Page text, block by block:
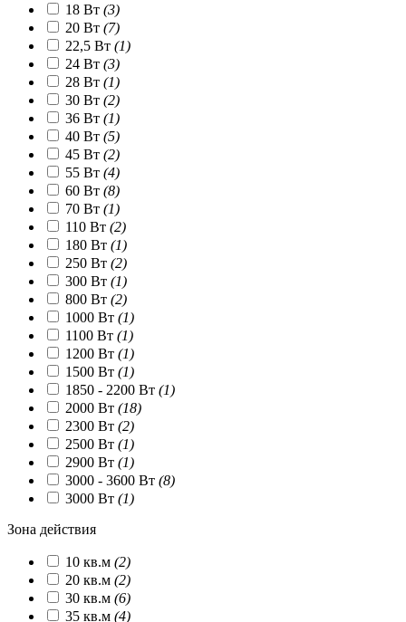
18 Вт (3)
20 Вт (7)
22,5 Вт (1)
24 Вт (3)
28 Вт (1)
30 Вт (2)
36 Вт (1)
40 Вт (5)
45 Вт (2)
55 Вт (4)
60 Вт (8)
70 Вт (1)
110 Вт (2)
180 Вт (1)
250 Вт (2)
300 Вт (1)
800 Вт (2)
1000 Вт (1)
1100 Вт (1)
1200 Вт (1)
1500 Вт (1)
1850 - 2200 Вт (1)
2000 Вт (18)
2300 Вт (2)
2500 Вт (1)
2900 Вт (1)
3000 - 3600 Вт (8)
3000 Вт (1)
Зона действия
10 кв.м (2)
20 кв.м (2)
30 кв.м (6)
35 кв.м (4)